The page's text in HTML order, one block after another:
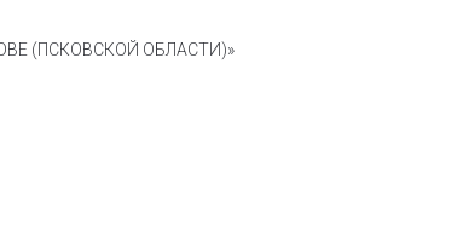
(ПСКОВСКОЙ ОБЛАСТИ)»